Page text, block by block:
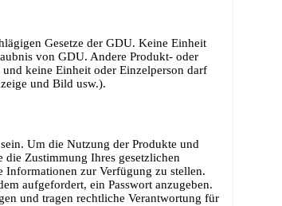
Gesetze der GDU. Keine Einheit
von GDU. Andere Produkt- oder
keine Einheit oder Einzelperson darf
und Bild usw.).
Um die Nutzung der Produkte und
Zustimmung Ihres gesetzlichen
Informationen zur Verfügung zu stellen.
aufgefordert, ein Passwort anzugeben.
und tragen rechtliche Verantwortung für